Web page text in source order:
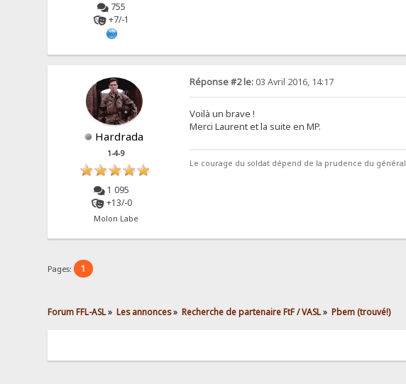
755
+7/-1
Hardrada
1-4-9
1 095
+13/-0
Molon Labe
Réponse #2 le:03 Avril 2016, 14:17
Voilà un brave !
Merci Laurent et la suite en MP.
Le courage du soldat dépend de la prudence du général.
Pages: 1
Forum FFL-ASL» Les annonces» Recherche de partenaire FtF / VASL» Pbem (trouvé!)